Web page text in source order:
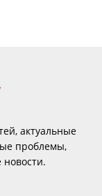
актуальные
проблемы,